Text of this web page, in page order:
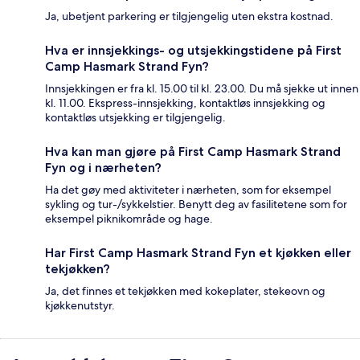
Ja, ubetjent parkering er tilgjengelig uten ekstra kostnad.
Hva er innsjekkings- og utsjekkingstidene på First
Camp Hasmark Strand Fyn?
Innsjekkingen er fra kl. 15.00 til kl. 23.00. Du må sjekke ut innen
kl. 11.00. Ekspress-innsjekking, kontaktløs innsjekking og
kontaktløs utsjekking er tilgjengelig.
Hva kan man gjøre på First Camp Hasmark Strand
Fyn og i nærheten?
Ha det gøy med aktiviteter i nærheten, som for eksempel
sykling og tur-/sykkelstier. Benytt deg av fasilitetene som for
eksempel piknikområde og hage.
Har First Camp Hasmark Strand Fyn et kjøkken eller
tekjøkken?
Ja, det finnes et tekjøkken med kokeplater, stekeovn og
kjøkkenutstyr.